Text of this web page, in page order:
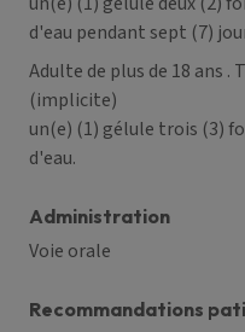
d'eau pendant sept (7)
Adulte de plus de 18 ans .
(implicite)
un(e) (1) gélule trois (3)
d'eau.
Administration
Voie orale
Recommandations